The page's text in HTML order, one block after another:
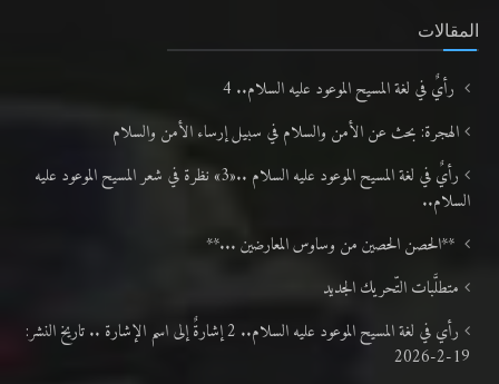
المقالات
رأيٌ في لغة المسيح الموعود عليه السلام.. 4
الهجرة: بحث عن الأمن والسلام في سبيل إرساء الأمن والسلام
رأيٌ في لغة المسيح الموعود عليه السلام ..«3» نظرة في شعر المسيح الموعود عليه
السلام..
**الحصن الحصين من وساوس المعارضين ...**
متطلَّبات التّحريك الجديد
رأي في لغة المسيح الموعود عليه السلام.. 2 إشارةٌ إلى اسم الإشارة .. تاريخ النشر:
19-2-2026